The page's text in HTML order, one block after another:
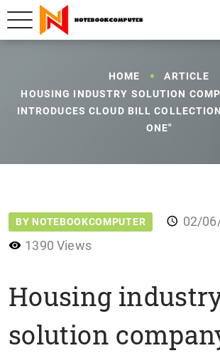
HOME
ARTICLE
HOUSING INDUSTRY SOLUTION
INTRODUCES CLOUD BILL
ONE"
BY NOTEBOOKCOMPUTER
02/
1390 Views
Housing
solution